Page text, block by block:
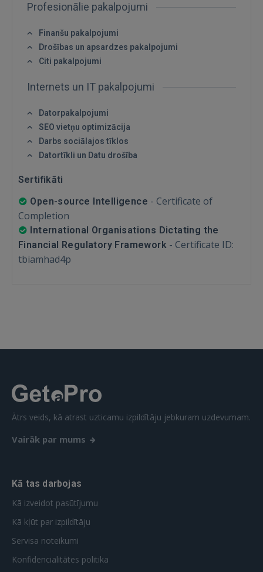
Aizmirsāt paroli?
GOOGLE
REĢISTRĀCIJA
Profesionālie pakalpojumi
Finanšu pakalpojumi
Drošības un apsardzes pakalpojumi
Citi pakalpojumi
Internets un IT pakalpojumi
Datorpakalpojumi
SEO vietņu optimizācija
Darbs sociālajos tīklos
Datortīkli un Datu drošība
Sertifikāti
Open-source Intelligence - Certificate of
Completion
International Organisations Dictating the
Financial Regulatory Framework - Certificate ID:
tbiamhad4p
Ātrs veids, kā atrast uzticamu izpildītāju jebkuram uzdevumam.
Vairāk par mums
Kā tas darbojas
Kā izveidot pasūtījumu
Kā kļūt par izpildītāju
Servisa noteikumi
Konfidencialitātes politika